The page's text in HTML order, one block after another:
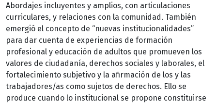
Abordajes incluyentes y amplios, con articulaciones
curriculares, y relaciones con la comunidad. También
emergió el concepto de “nuevas institucionalidades”
para dar cuenta de experiencias de formación
profesional y educación de adultos que promueven los
valores de ciudadanía, derechos sociales y laborales, el
fortalecimiento subjetivo y la afirmación de los y las
trabajadores/as como sujetos de derechos. Ello se
produce cuando lo institucional se propone constituirse